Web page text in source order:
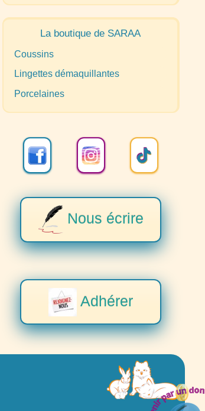
La boutique de SARAA
Coussins
Lingettes démaquillantes
Porcelaines
Nous écrire
Adhérer